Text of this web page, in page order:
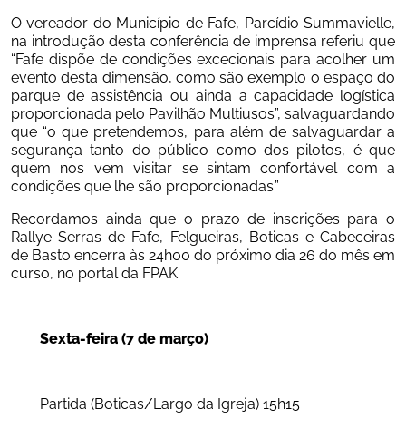
O vereador do Município de Fafe, Parcídio Summavielle,
na introdução desta conferência de imprensa referiu que
“Fafe dispõe de condições excecionais para acolher um
evento desta dimensão, como são exemplo o espaço do
parque de assistência ou ainda a capacidade logística
proporcionada pelo Pavilhão Multiusos”, salvaguardando
que “o que pretendemos, para além de salvaguardar a
segurança tanto do público como dos pilotos, é que
quem nos vem visitar se sintam confortável com a
condições que lhe são proporcionadas.”
Recordamos ainda que o prazo de inscrições para o
Rallye Serras de Fafe, Felgueiras, Boticas e Cabeceiras
de Basto encerra às 24h00 do próximo dia 26 do mês em
curso, no portal da FPAK.
Sexta-feira (7 de março)
	Partida (Boticas/Largo da Igreja) 15h15